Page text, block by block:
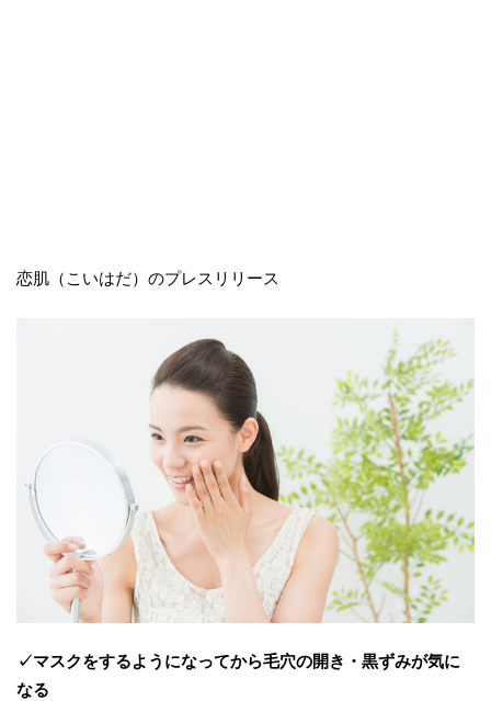
恋肌（こいはだ）のプレスリリース
✓マスクをするようになってから毛穴の開き・黒ずみが気に
なる